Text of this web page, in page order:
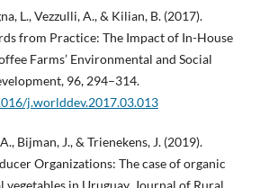
L., Vezzulli, A., & Kilian, B. (2017).
from Practice: The Impact of In-House
Farms’ Environmental and Social
96, 294–314.
j.worlddev.2017.03.013
Bijman, J., & Trienekens, J. (2019).
Organizations: The case of organic